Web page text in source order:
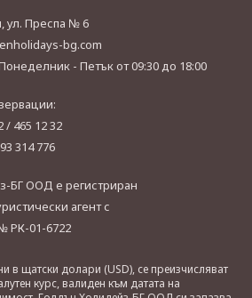
ул. Преспа № 6
bg.com
- Петъкот 09:30 до 18:00
/ 465 12 32
314 776
БГ ООД е регистриран
агент с
РК-01-6722
в щатски долари (USD), се преизчисляват
курс, валиден към датата на